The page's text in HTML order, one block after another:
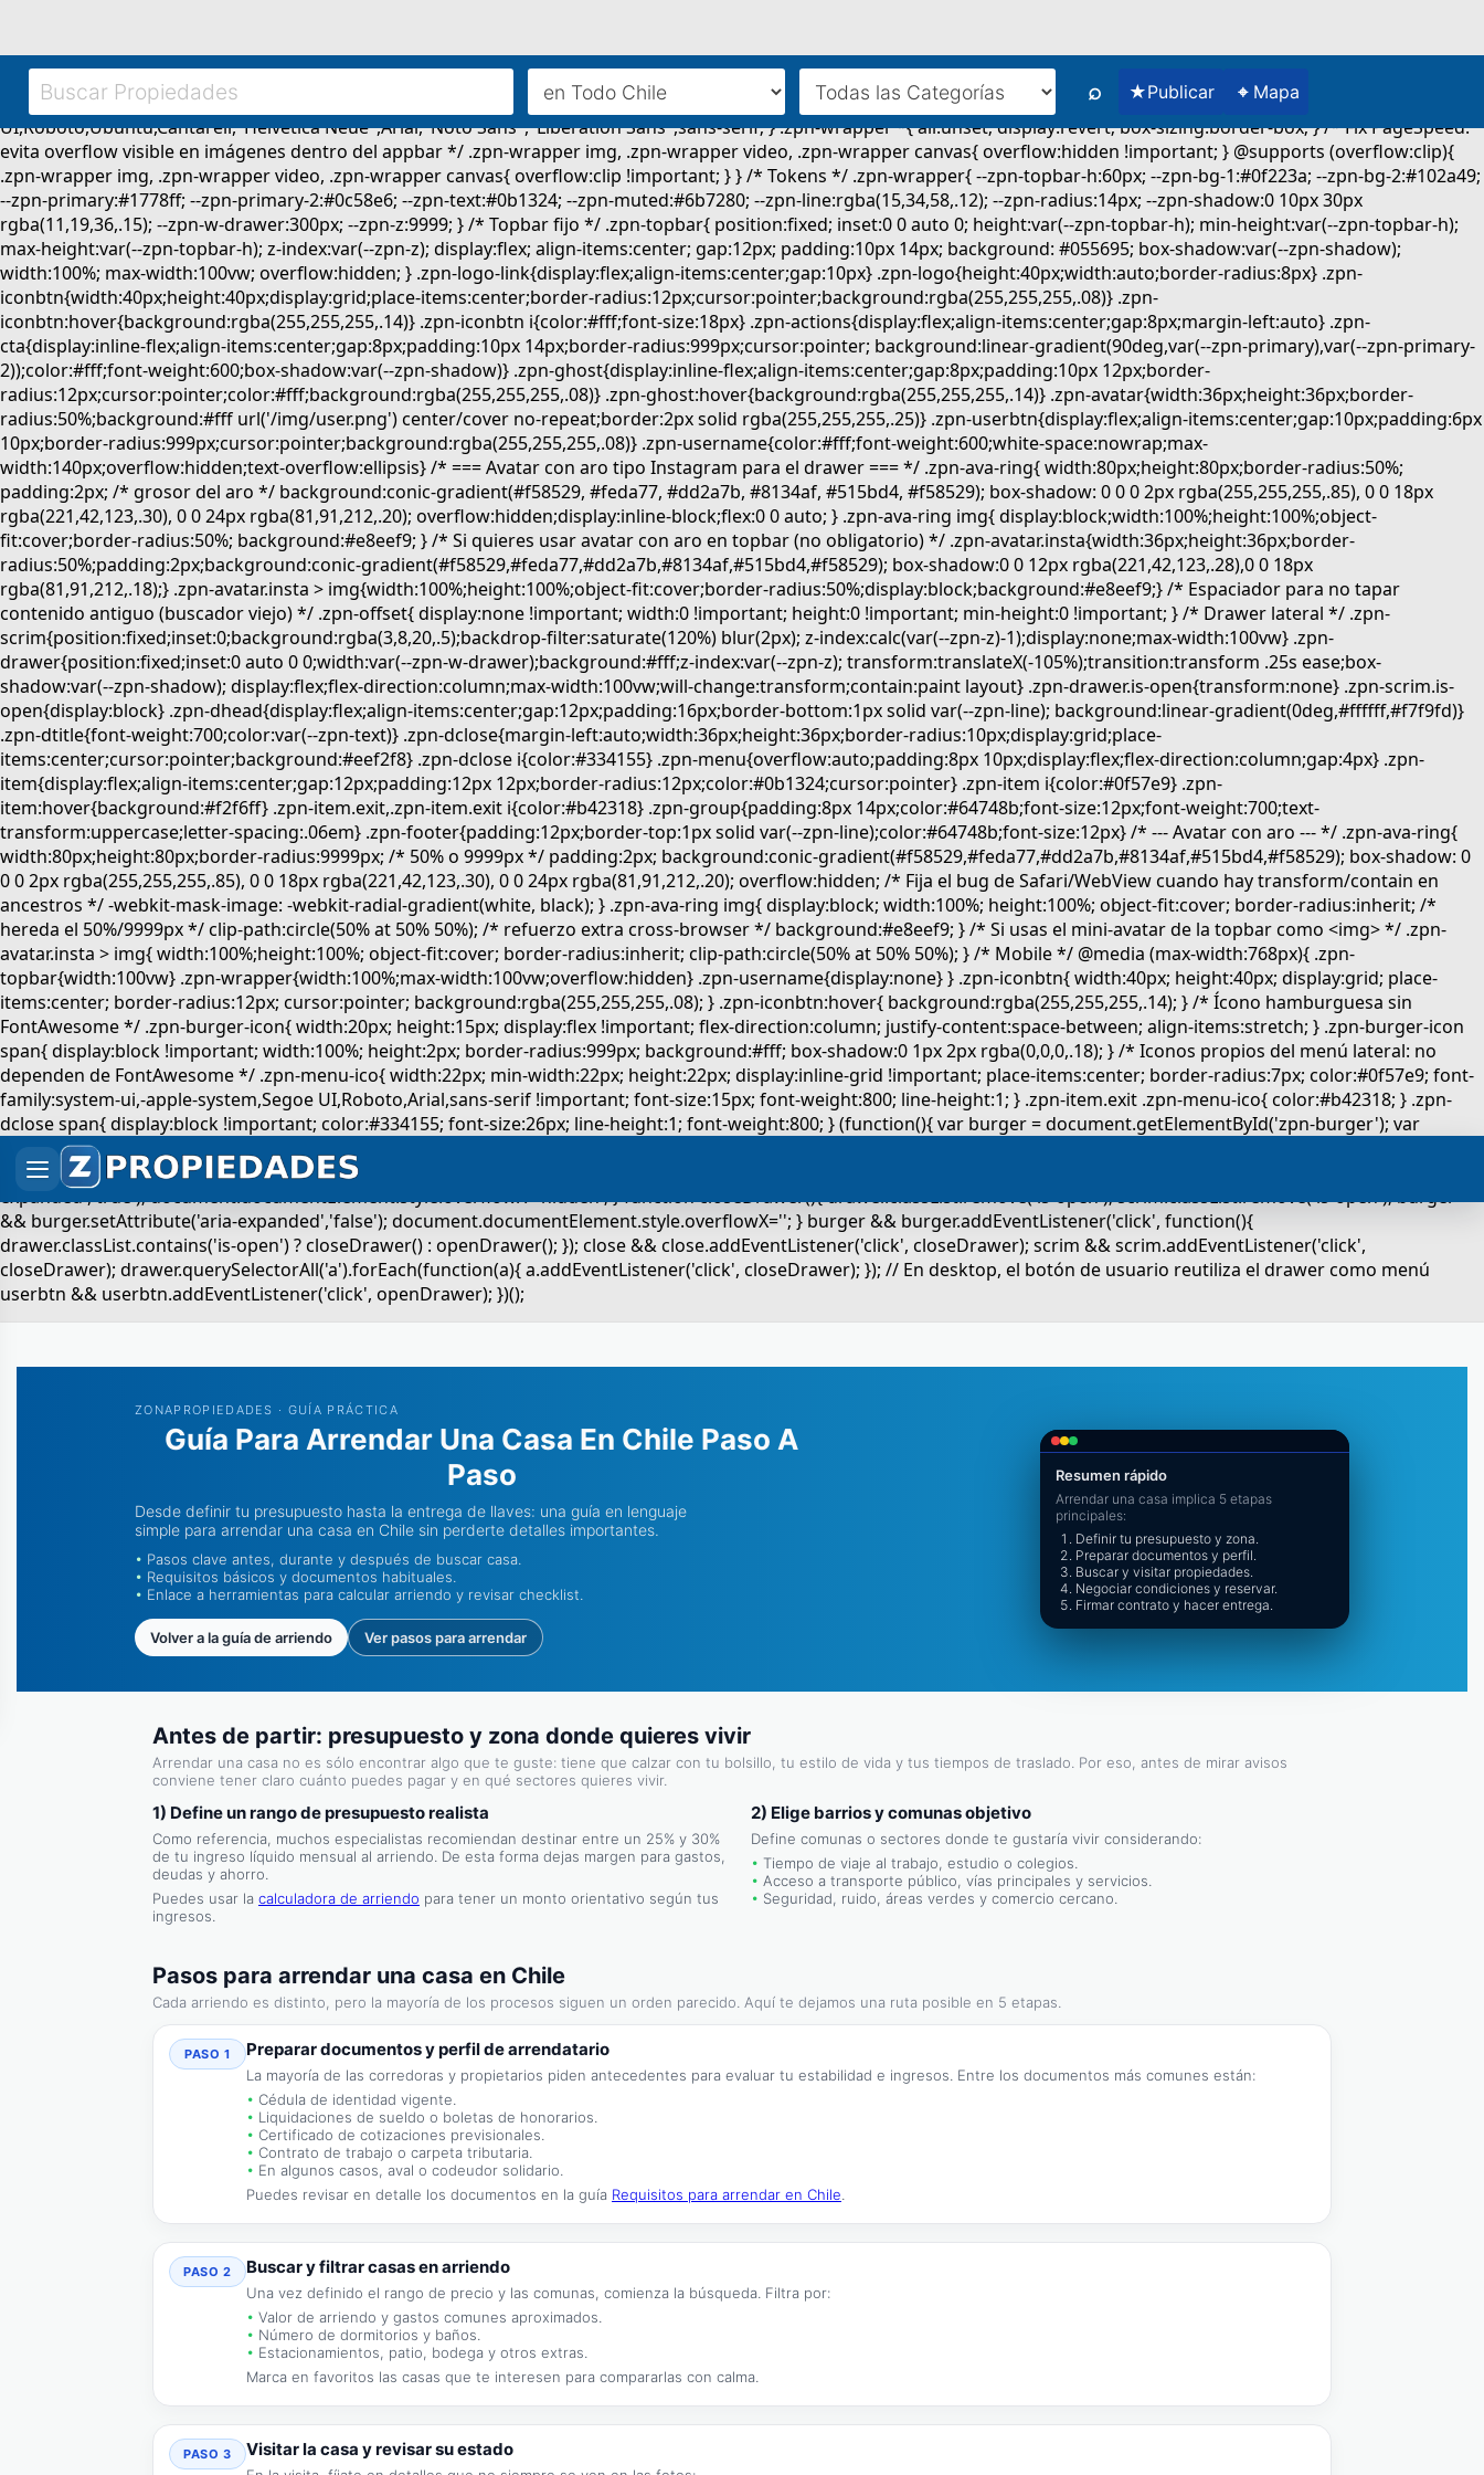
⌕ ★Publicar ⌖ Mapa
ZONAPROPIEDADES · GUÍA PRÁCTICA
Guía Para Arrendar Una Casa En Chile Paso A
Paso
Desde definir tu presupuesto hasta la entrega de llaves: una guía en lenguaje
simple para arrendar una casa en Chile sin perderte detalles importantes.
Pasos clave antes, durante y después de buscar casa.
Requisitos básicos y documentos habituales.
Enlace a herramientas para calcular arriendo y revisar checklist.
Volver a la guía de arriendo Ver pasos para arrendar
Resumen rápido
Arrendar una casa implica 5 etapas
principales:
Definir tu presupuesto y zona.
Preparar documentos y perfil.
Buscar y visitar propiedades.
Negociar condiciones y reservar.
Firmar contrato y hacer entrega.
Antes de partir: presupuesto y zona donde quieres vivir
Arrendar una casa no es sólo encontrar algo que te guste: tiene que calzar con tu bolsillo, tu estilo de vida y tus tiempos de traslado. Por eso, antes de mirar avisos
conviene tener claro cuánto puedes pagar y en qué sectores quieres vivir.
1) Define un rango de presupuesto realista
Como referencia, muchos especialistas recomiendan destinar entre un 25% y 30%
de tu ingreso líquido mensual al arriendo. De esta forma dejas margen para gastos,
deudas y ahorro.
Puedes usar la calculadora de arriendo para tener un monto orientativo según tus
ingresos.
2) Elige barrios y comunas objetivo
Define comunas o sectores donde te gustaría vivir considerando:
Tiempo de viaje al trabajo, estudio o colegios.
Acceso a transporte público, vías principales y servicios.
Seguridad, ruido, áreas verdes y comercio cercano.
Pasos para arrendar una casa en Chile
Cada arriendo es distinto, pero la mayoría de los procesos siguen un orden parecido. Aquí te dejamos una ruta posible en 5 etapas.
PASO 1 Preparar documentos y perfil de arrendatario
La mayoría de las corredoras y propietarios piden antecedentes para evaluar tu estabilidad e ingresos. Entre los documentos más comunes están:
Cédula de identidad vigente.
Liquidaciones de sueldo o boletas de honorarios.
Certificado de cotizaciones previsionales.
Contrato de trabajo o carpeta tributaria.
En algunos casos, aval o codeudor solidario.
Puedes revisar en detalle los documentos en la guía Requisitos para arrendar en Chile
PASO 2 Buscar y filtrar casas en arriendo
Una vez definido el rango de precio y las comunas, comienza la búsqueda. Filtra por:
Valor de arriendo y gastos comunes aproximados.
Número de dormitorios y baños.
Estacionamientos, patio, bodega y otros extras.
Marca en favoritos las casas que te interesen para compararlas con calma.
PASO 3 Visitar la casa y revisar su estado